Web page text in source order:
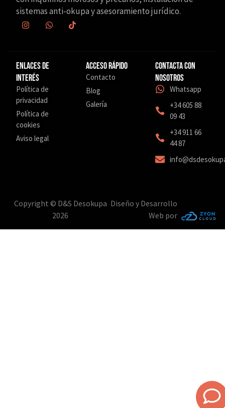
sistemas anti-okupa y asesoramiento jurídico.
Enlaces de
interés
Política de
privacidad
Política de
cookies
Aviso legal
Acceso Rápido
Contacto
Blog
Galería
Contacta con
nosotros
Whatsapp
+34 605 88
09 43
‎+34 911 66
44 87
Copyright © D&S Desokupa
2026
Diseño y Desarrollo
Web por